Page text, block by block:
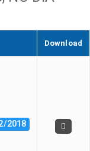
Download
2018